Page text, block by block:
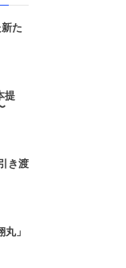
た
提
き渡
」